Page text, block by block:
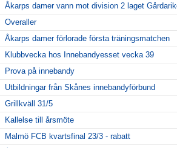
Åkarps damer vann mot division 2 laget
Overaller
Åkarps damer förlorade första träningsmatchen
Klubbvecka hos Innebandyesset vecka 39
Prova på innebandy
Utbildningar från Skånes innebandyförbund
Grillkväll 31/5
Kallelse till årsmöte
Malmö FCB kvartsfinal 23/3 - rabatt